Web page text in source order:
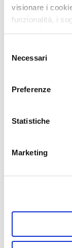
visionare i
funzionalità, i
eventualmente
Privacy e
informazioni e
modificare i
della graffetta
delNecessari
Preferenze
Statistiche
Marketing